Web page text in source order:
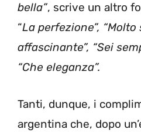
bella”, scrive un altro
“La perfezione”,
affascinante”, “Sei
“Che eleganza”.
Tanti, dunque, i
argentina che, dopo